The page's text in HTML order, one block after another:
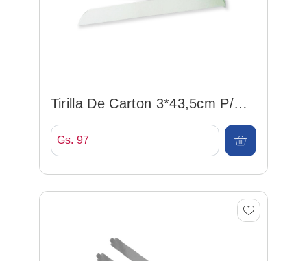
Tirilla De Carton 3*43,5cm P/
Camisa
Gs. 97